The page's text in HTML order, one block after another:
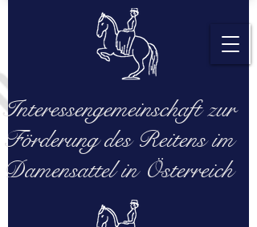
Interessengemeinschaft zur
Förderung des Reitens im
Damensattel in Österreich